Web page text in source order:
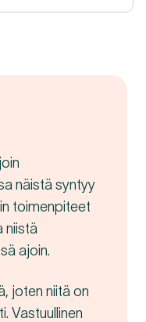
näistä syntyy
toimenpiteet
niistä
ajoin.
joten niitä on
Vastuullinen